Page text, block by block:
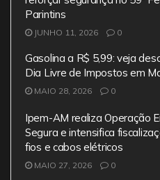
Parintins
JUNHO 11, 2026 0
Gasolina a R$ 5,99: veja
Dia Livre de Impostos em
MAIO 28, 2026 0
Ipem-AM realiza Operação
Segura e intensifica
fios e cabos elétricos
MAIO 27, 2026 0